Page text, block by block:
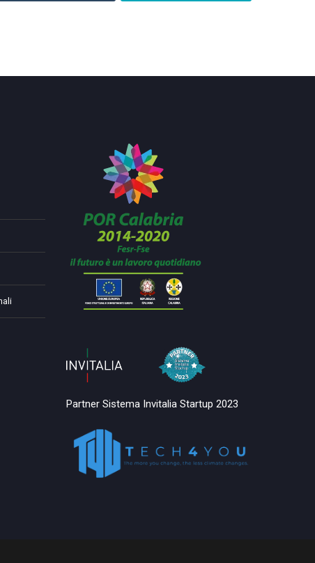
Partner Sistema Invitalia Startup 2023